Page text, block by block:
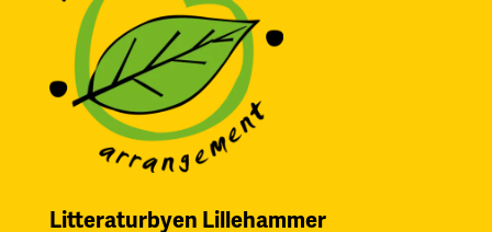
Litteraturbyen Lillehammer